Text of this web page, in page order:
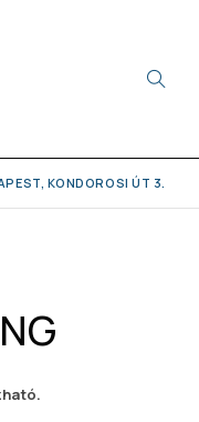
KONDOROSI ÚT 3.